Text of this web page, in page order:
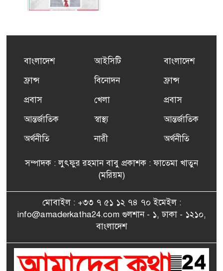
৫
এর সম্পূর্ণ বিনামূল্যের সুশি
ফ্রান্সসহ ইউরোপীয় দেশসমূহে
দাবদাহ: কারণ, প্রভাব ও করণীয়
ফ্রান্সে সংবর্ধিত হলেন যুক্তরাজ্য
বিএনপি’র আহ্বায়ক কমিটির
সাংবাদিকতায় কৃতিত্বের পুরস্কার
এমপি মমতাজ আলোকে
জেলা প্রবাসী এসোসিয়েশন’
বাংলাদেশ
ফ্রান্স
প্রবাস
আন্তর্জাতিক
অর্থনীতি
আইসিটি
বিনোদন
খেলা
স্বাস্থ্য
নারী
বাংলাদেশ
ফ্রান্স
প্রবাস
আন্তর্জাতিক
অর্থনীতি
সম্পাদক : লুৎফুর রহমান বাবু প্রকাশক : ফাতেমা খাতুন
(মরিয়ম)
মোবাইল : +৩৩ ৭ ৫১ ১২ ৭৪ ৭০ ইমেইল :
info@amaderkatha24.com গুলশান - ১, ঢাকা - ১২১০,
বাংলাদেশ